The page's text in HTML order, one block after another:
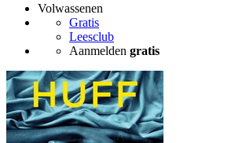
Volwassenen
Gratis
Leesclub
Aanmelden gratis